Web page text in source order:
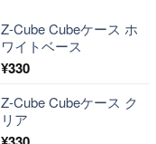
Z-Cube Cubeケース ホ
ワイトベース
¥330
Z-Cube Cubeケース ク
リア